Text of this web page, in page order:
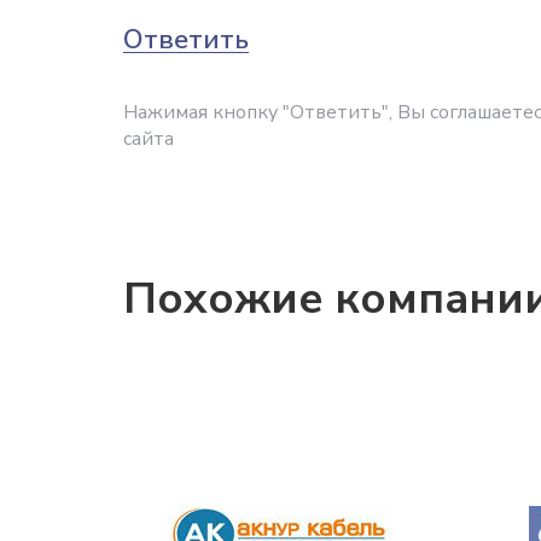
Ответить
Нажимая кнопку "Ответить", Вы
сайта
Похожие